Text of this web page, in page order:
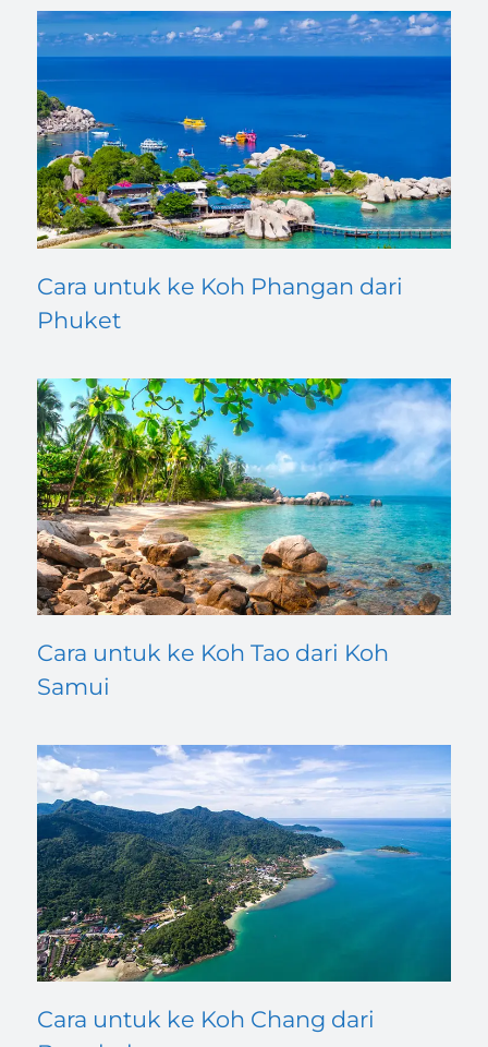
Cara untuk ke Koh Phangan dari
Phuket
Cara untuk ke Koh Tao dari Koh
Samui
Cara untuk ke Koh Chang dari